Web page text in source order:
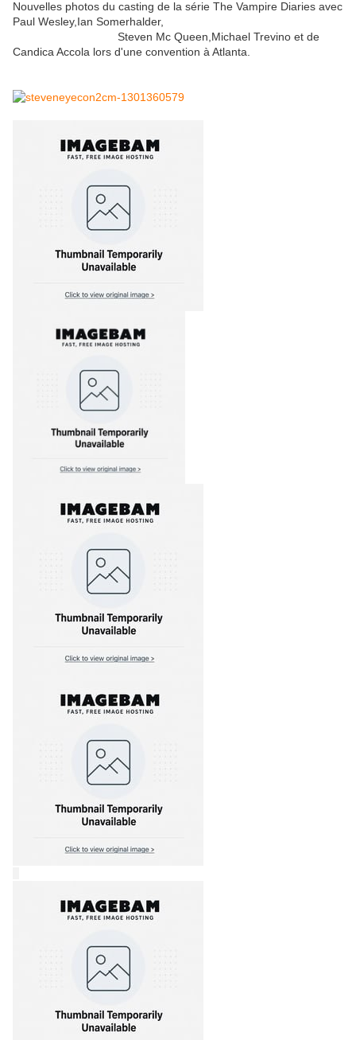
Nouvelles photos du casting de la série The Vampire Diaries avec
Paul Wesley,Ian Somerhalder,
Steven Mc Queen,Michael Trevino et de
Candica Accola lors d'une convention à Atlanta.